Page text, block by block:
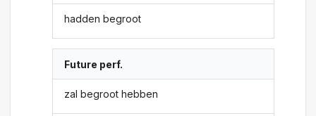
hadden begroot
Future perf.
zal begroot hebben